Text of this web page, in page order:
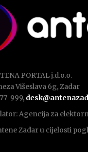
PORTAL j.d.o.o.
Višeslava 6g, Zadar
999,
Agencija za
Zadar u cijelosti